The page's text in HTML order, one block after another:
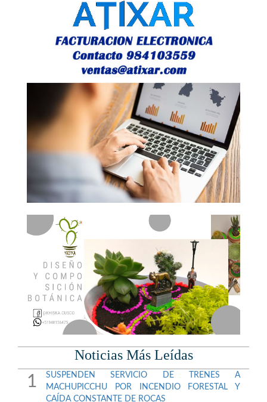
Noticias Más Leídas
1
SUSPENDEN SERVICIO DE TRENES A
MACHUPICCHU POR INCENDIO FORESTAL Y
CAÍDA CONSTANTE DE ROCAS